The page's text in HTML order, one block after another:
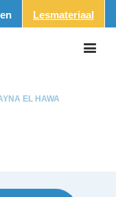
Lesmateriaal
EL HAWA